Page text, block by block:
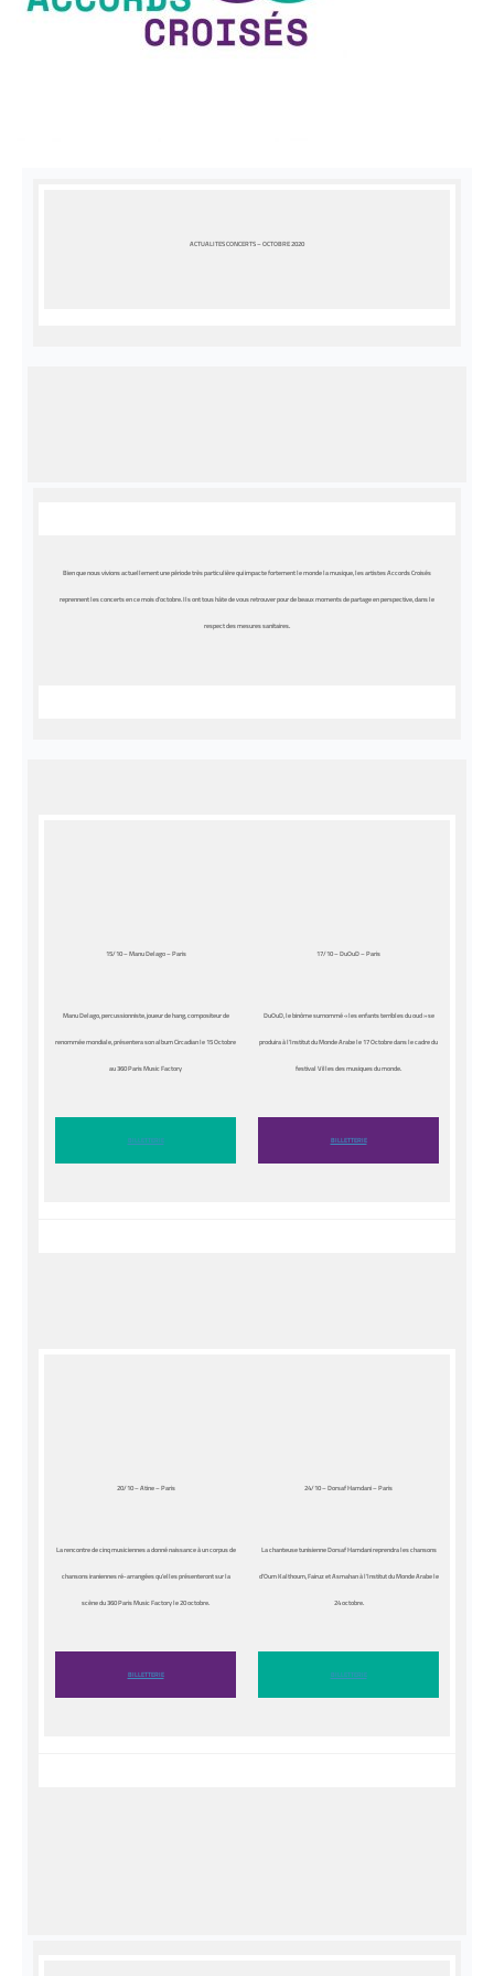
ACTUALITES CONCERTS – OCTOBRE 2020
Bien que nous vivions actuellement une période très particulière qui impacte fortement le monde la musique, les artistes Accords Croisés
reprennent les concerts en ce mois d’octobre. Ils ont tous hâte de vous retrouver pour de beaux moments de partage en perspective, dans le
respect des mesures sanitaires.
15/10 – Manu Delago – Paris
Manu Delago, percussionniste, joueur de hang, compositeur de
renommée mondiale, présentera son album Circadian le 15 Octobre
au 360 Paris Music Factory
BILLETTERIE
17/10 – DuOuD – Paris
DuOuD, le binôme surnommé « les enfants terribles du oud » se
produira à l’Institut du Monde Arabe le 17 Octobre dans le cadre du
festival Villes des musiques du monde.
BILLETTERIE
20/10 – Atine – Paris
La rencontre de cinq musiciennes a donné naissance à un corpus de
chansons iraniennes ré-arrangées qu’elles présenteront sur la
scène du 360 Paris Music Factory le 20 octobre.
BILLETTERIE
24/10 – Dorsaf Hamdani – Paris
La chanteuse tunisienne Dorsaf Hamdani reprendra les chansons
d’Oum Kalthoum, Fairuz et Asmahan à l’Institut du Monde Arabe le
24 octobre.
BILLETTERIE